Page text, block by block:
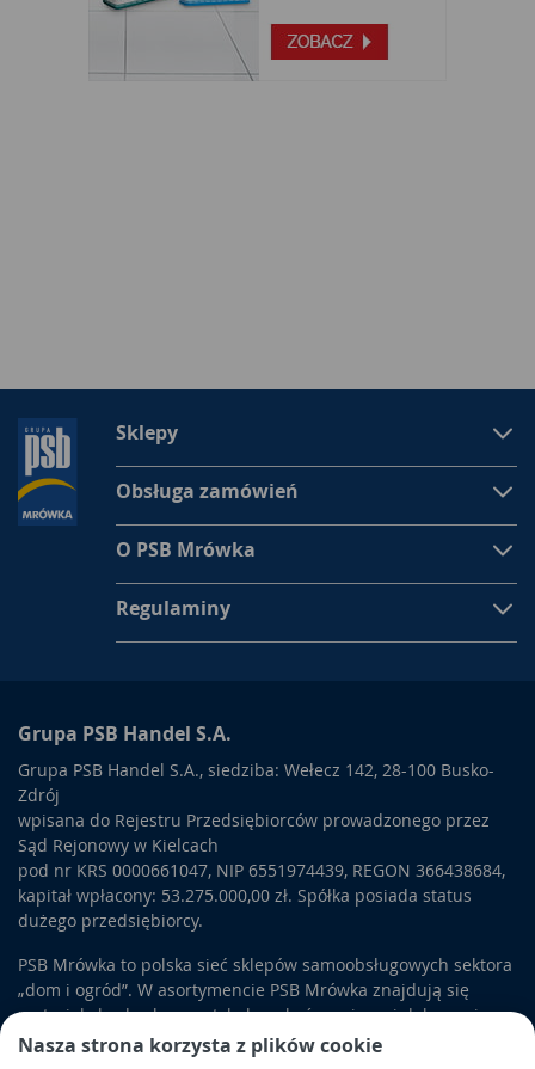
Nasza strona korzysta z plików cookie
Sklepy
Obsługa zamówień
O PSB Mrówka
Regulaminy
Grupa PSB Handel S.A.
Grupa PSB Handel S.A., siedziba: Wełecz 142, 28-100 Busko-
Zdrój
wpisana do Rejestru Przedsiębiorców prowadzonego przez
Sąd Rejonowy w Kielcach
pod nr KRS 0000661047, NIP 6551974439, REGON 366438684,
kapitał wpłacony: 53.275.000,00 zł. Spółka posiada status
dużego przedsiębiorcy.
PSB Mrówka to polska sieć sklepów samoobsługowych sektora
„dom i ogród”. W asortymencie PSB Mrówka znajdują się
materiały budowlane, artykuły wykończeniowe i dekoracyjne,
wyposażenie łazienek i kuchni, elektronarzędzia, a także